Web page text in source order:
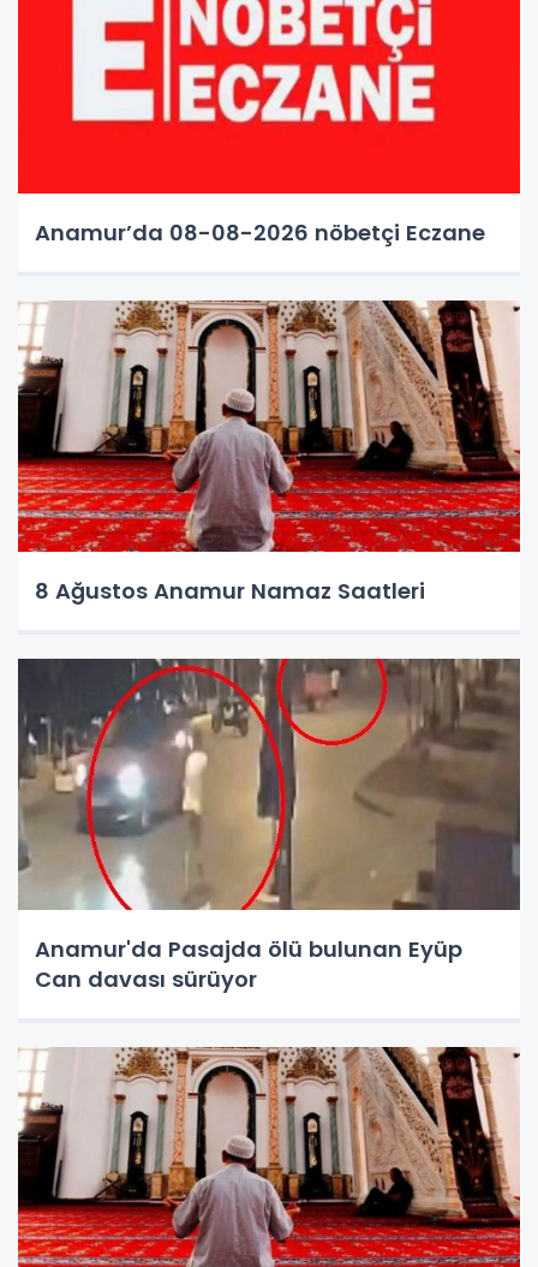
Anamur’da 08-08-2026 nöbetçi Eczane
8 Ağustos Anamur Namaz Saatleri
Anamur'da Pasajda ölü bulunan Eyüp
Can davası sürüyor